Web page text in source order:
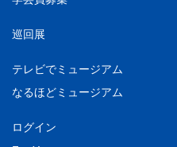
巡回展
テレビでミュージアム
なるほどミュージアム
ログイン